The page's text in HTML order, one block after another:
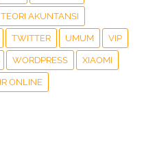
TEORI AKUNTANSI
TWITTER UMUM VIP
WORDPRESS XIAOMI
ONLINE